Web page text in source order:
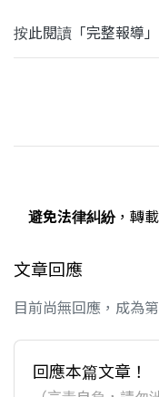
按此閱讀「完整報導」
避免法律糾紛，轉
文章回應
目前尚無回應，成為
回應本篇文章！